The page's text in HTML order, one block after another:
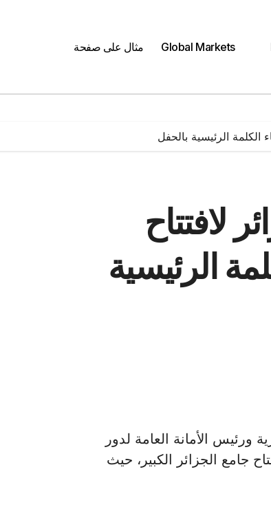
Global Markets مثال على صفحة
الكلمة الرئيسية بالحفل
لافتتاح
الرئيسية
ورئيس الأمانة العامة لدور
جامع الجزائر الكبير، حيث